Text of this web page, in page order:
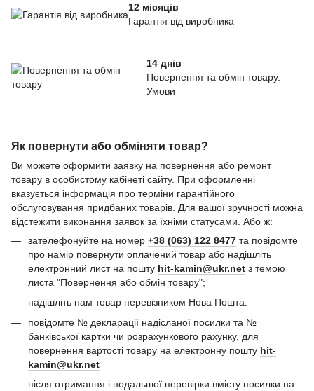
12 місяців
Гарантія від виробника
14 днів
Повернення та обмін товару.
Умови
Як повернути або обміняти товар?
Ви можете оформити заявку на повернення або ремонт
товару в особистому кабінеті сайту. При оформленні
вказується інформація про терміни гарантійного
обслуговування придбаних товарів. Для вашої зручності можна
відстежити виконання заявок за їхніми статусами. Або ж:
зателефонуйте на номер +38 (063) 122 8477 та повідомте
про намір повернути оплачений товар або надішліть
електронний лист на пошту hit-kamin@ukr.net з темою
листа "Повернення або обмін товару";
надішліть нам товар перевізником Нова Пошта.
повідомте № декларації надісланої посилки та №
банківської картки чи розрахункового рахунку, для
повернення вартості товару на електронну пошту hit-
kamin@ukr.net
після отримання і подальшої перевірки вмісту посилки на